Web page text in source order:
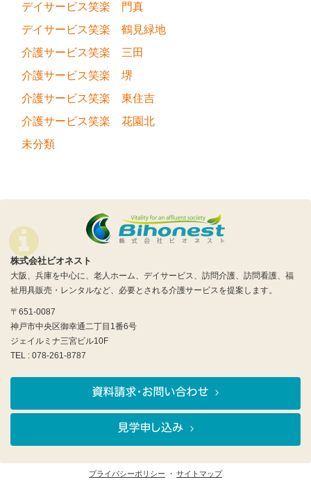
デイサービス笑楽 門真
デイサービス笑楽 鶴見緑地
介護サービス笑楽 三田
介護サービス笑楽 堺
介護サービス笑楽 東住吉
介護サービス笑楽 花園北
未分類
株式会社ビオネスト
大阪、兵庫を中心に、老人ホーム、デイサービス、訪問介護、訪問看護、福
祉用具販売・レンタルなど、必要とされる介護サービスを提案します。
〒651-0087
神戸市中央区御幸通二丁目1番6号
ジェイルミナ三宮ビル10F
TEL : 078-261-8787
プライバシーポリシー サイトマップ